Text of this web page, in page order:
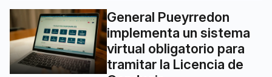
General Pueyrredon
implementa un sistema
virtual obligatorio para
tramitar la Licencia de